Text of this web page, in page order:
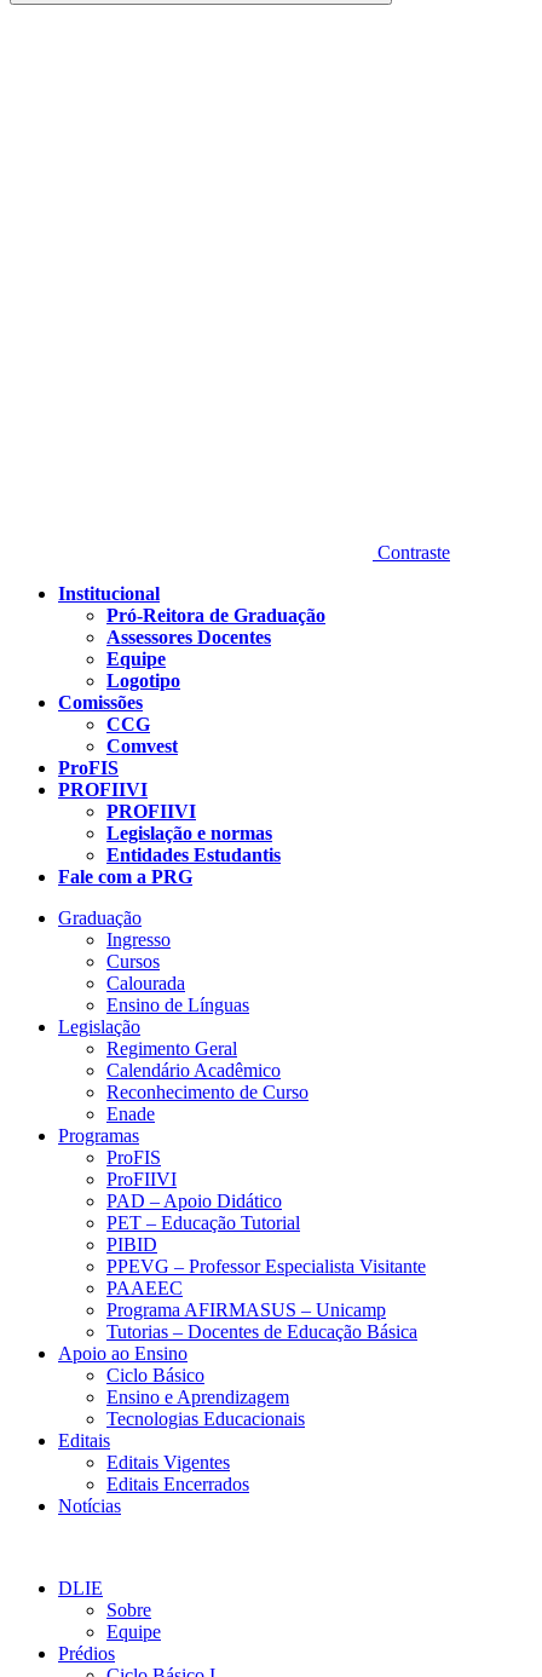
Buscar
Contraste
Institucional
Pró-Reitora de Graduação
Assessores Docentes
Equipe
Logotipo
Comissões
CCG
Comvest
ProFIS
PROFIIVI
PROFIIVI
Legislação e normas
Entidades Estudantis
Fale com a PRG
Graduação
Ingresso
Cursos
Calourada
Ensino de Línguas
Legislação
Regimento Geral
Calendário Acadêmico
Reconhecimento de Curso
Enade
Programas
ProFIS
ProFIIVI
PAD – Apoio Didático
PET – Educação Tutorial
PIBID
PPEVG – Professor Especialista Visitante
PAAEEC
Programa AFIRMASUS – Unicamp
Tutorias – Docentes de Educação Básica
Apoio ao Ensino
Ciclo Básico
Ensino e Aprendizagem
Tecnologias Educacionais
Editais
Editais Vigentes
Editais Encerrados
Notícias
DLIE
Sobre
Equipe
Prédios